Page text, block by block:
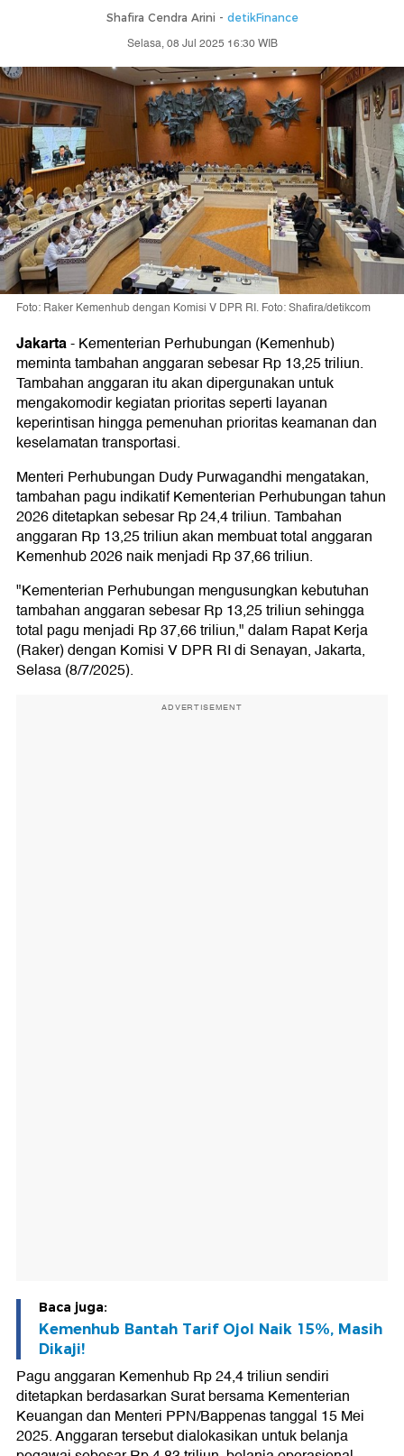
Shafira Cendra Arini - detikFinance
Selasa, 08 Jul 2025 16:30 WIB
Foto: Raker Kemenhub dengan Komisi V DPR RI. Foto: Shafira/detikcom
Jakarta-Kementerian Perhubungan (Kemenhub)
meminta tambahan anggaran sebesar Rp 13,25 triliun.
Tambahan anggaran itu akan dipergunakan untuk
mengakomodir kegiatan prioritas seperti layanan
keperintisan hingga pemenuhan prioritas keamanan dan
keselamatan transportasi.
Menteri Perhubungan Dudy Purwagandhi mengatakan,
tambahan pagu indikatif Kementerian Perhubungan tahun
2026 ditetapkan sebesar Rp 24,4 triliun. Tambahan
anggaran Rp 13,25 triliun akan membuat total anggaran
Kemenhub 2026 naik menjadi Rp 37,66 triliun.
"Kementerian Perhubungan mengusungkan kebutuhan
tambahan anggaran sebesar Rp 13,25 triliun sehingga
total pagu menjadi Rp 37,66 triliun," dalam Rapat Kerja
(Raker) dengan Komisi V DPR RI di Senayan, Jakarta,
Selasa (8/7/2025).
ADVERTISEMENT
Baca juga:
Kemenhub Bantah Tarif Ojol Naik 15%, Masih
Dikaji!
Pagu anggaran Kemenhub Rp 24,4 triliun sendiri
ditetapkan berdasarkan Surat bersama Kementerian
Keuangan dan Menteri PPN/Bappenas tanggal 15 Mei
2025. Anggaran tersebut dialokasikan untuk belanja